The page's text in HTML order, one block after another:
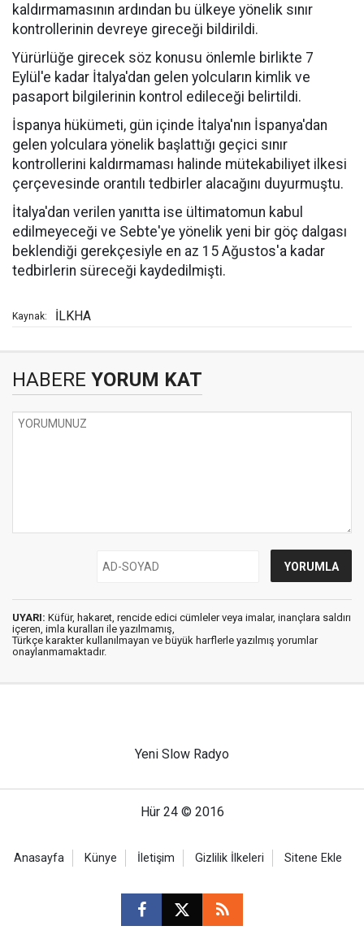
kaldırmamasının ardından bu ülkeye yönelik sınır
kontrollerinin devreye gireceği bildirildi.
Yürürlüğe girecek söz konusu önlemle birlikte 7
Eylül'e kadar İtalya'dan gelen yolcuların kimlik ve
pasaport bilgilerinin kontrol edileceği belirtildi.
İspanya hükümeti, gün içinde İtalya'nın İspanya'dan
gelen yolculara yönelik başlattığı geçici sınır
kontrollerini kaldırmaması halinde mütekabiliyet ilkesi
çerçevesinde orantılı tedbirler alacağını duyurmuştu.
İtalya'dan verilen yanıtta ise ültimatomun kabul
edilmeyeceği ve Sebte'ye yönelik yeni bir göç dalgası
beklendiği gerekçesiyle en az 15 Ağustos'a kadar
tedbirlerin süreceği kaydedilmişti.
Kaynak: İLKHA
HABERE YORUM KAT
UYARI: Küfür, hakaret, rencide edici cümleler veya imalar, inançlara saldırı
içeren, imla kuralları ile yazılmamış,
Türkçe karakter kullanılmayan ve büyük harflerle yazılmış yorumlar
onaylanmamaktadır.
Yeni Slow Radyo
Hür 24 © 2016
Anasayfa Künye İletişim Gizlilik İlkeleri Sitene Ekle